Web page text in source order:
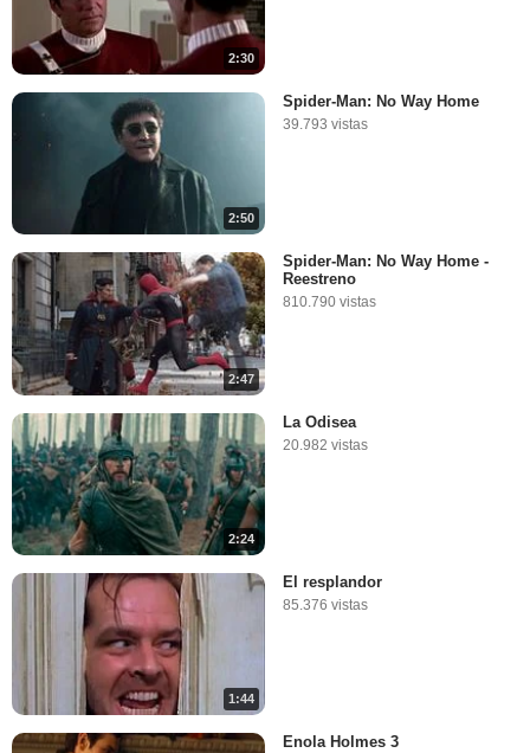
2:30
2:50
Spider-Man: No Way Home
39.793 vistas
2:47
Spider-Man: No Way Home -
Reestreno
810.790 vistas
2:24
La Odisea
20.982 vistas
1:44
El resplandor
85.376 vistas
Enola Holmes 3